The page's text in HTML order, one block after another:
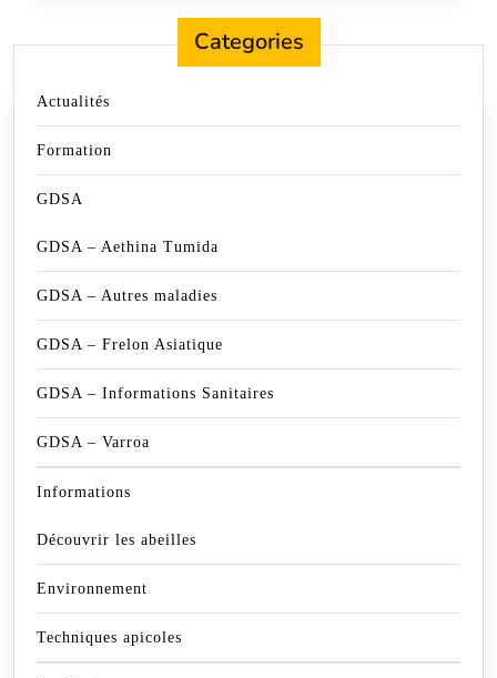
Categories
Actualités
Formation
GDSA
GDSA – Aethina Tumida
GDSA – Autres maladies
GDSA – Frelon Asiatique
GDSA – Informations Sanitaires
GDSA – Varroa
Informations
Découvrir les abeilles
Environnement
Techniques apicoles